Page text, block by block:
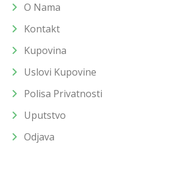
O Nama
Kontakt
Kupovina
Uslovi Kupovine
Polisa Privatnosti
Uputstvo
Odjava